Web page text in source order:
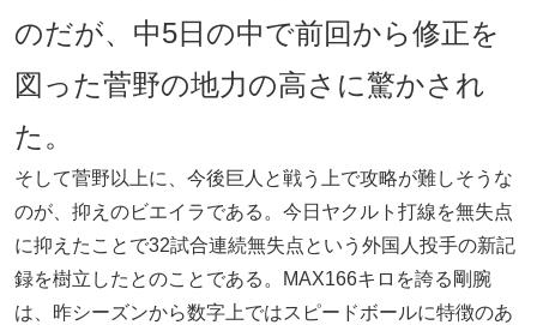
のだが、中5日の中で前回から修正を
図った菅野の地力の高さに驚かされ
た。
そして菅野以上に、今後巨人と戦う上で攻略が難しそうな
のが、抑えのビエイラである。今日ヤクルト打線を無失点
に抑えたことで32試合連続無失点という外国人投手の新記
録を樹立したとのことである。MAX166キロを誇る剛腕
は、昨シーズンから数字上ではスピードボールに特徴のあ